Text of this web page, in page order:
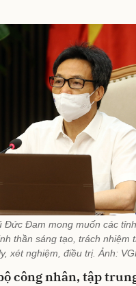
Đức Đam mong muốn các
thần sáng tạo, trách nhiệm
xét nghiệm, điều trị. Ảnh:
công nhân, tập